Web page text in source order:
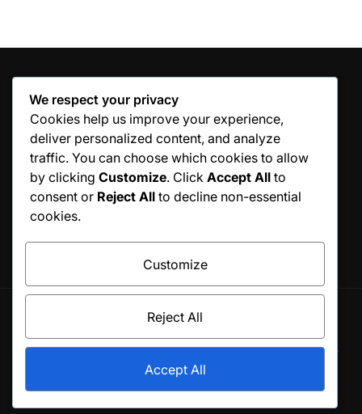
KATEGORIEN
Serviertechniken
Techniken für Rückhand-
Schläge
Vorhand-Schlagtechniken
© All rights reserved. Proudly powered by WordPress.
Theme BlogSky designed by WPInterface
We respect your privacy
Cookies help us improve your experience,
deliver personalized content, and analyze
traffic. You can choose which cookies to allow
by clicking Customize. Click Accept All to
consent or Reject All to decline non-essential
cookies.
Customize
Reject All
Accept All